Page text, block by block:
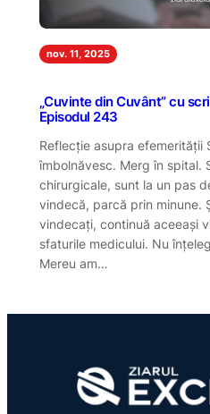
nov. 11, 2025
„Cuvinte din Cuvânt” cu
Episodul 243
Reflecție asupra efemerității
îmbolnăvesc. Merg în spital.
chirurgicale, sunt la un pas
vindecă, parcă prin minune.
vindecați, continuă aceeași
sfaturile medicului. Nu
Mereu am…